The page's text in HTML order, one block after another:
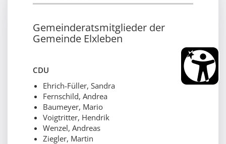
Gemeinderatsmitglieder der
Gemeinde Elxleben
CDU
Ehrich-Füller, Sandra
Fernschild, Andrea
Baumeyer, Mario
Voigtritter, Hendrik
Wenzel, Andreas
Ziegler, Martin